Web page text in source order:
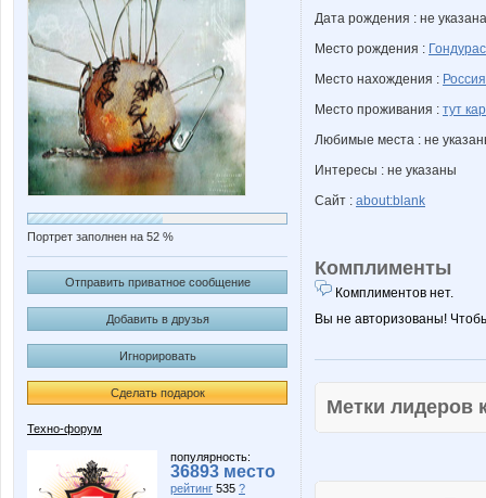
Портрет заполнен на 52 %
Отправить приватное сообщение
Добавить в друзья
Игнорировать
Сделать подарок
Техно-форум
популярность:
36893 место
рейтинг 535 ?
Дата рождения : не указана
Место рождения : Гондурас
Место нахождения : Россия
Место проживания : тут
Любимые места : не
Интересы : не указаны
Сайт : about:blank
Комплименты
Комплиментов нет.
Вы не авторизованы!
Метки